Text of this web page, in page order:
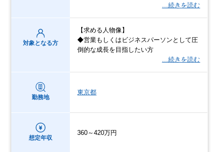
…続きを読む
対象となる方
【求める人物像】
◆営業もしくはビジネスパーソンとして圧
倒的な成長を目指したい方
…続きを読む
勤務地
東京都
想定年収
360～420万円